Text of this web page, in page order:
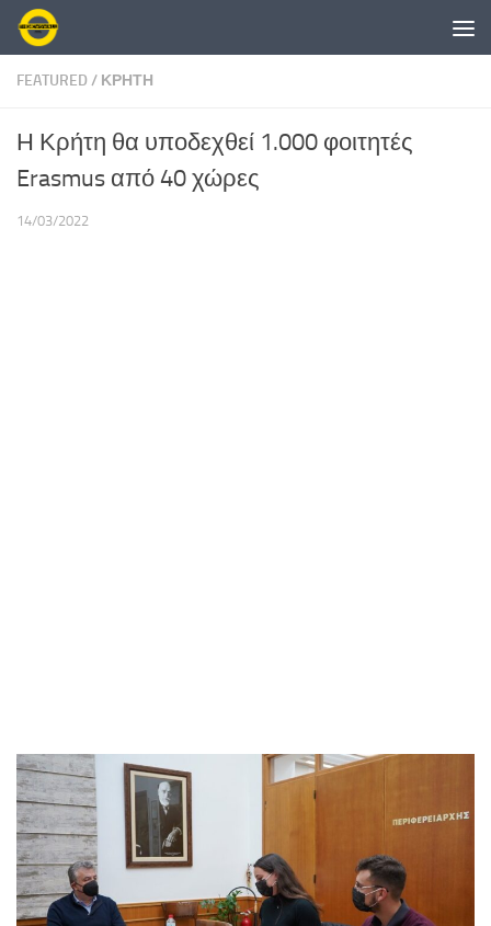
Skip to content
FEATURED / ΚΡΗΤΗ
Η Κρήτη θα υποδεχθεί 1.000 φοιτητές
Erasmus από 40 χώρες
14/03/2022